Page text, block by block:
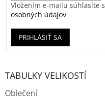
Vložením e-mailu súhlasíte s
osobných údajov
PRIHLÁSIŤ SA
TABULKY VELIKOSTÍ
Oblečení